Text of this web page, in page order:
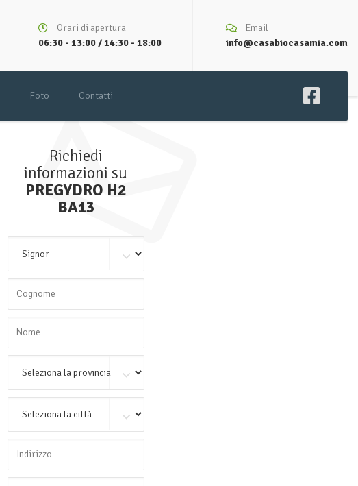
Orari di apertura
06:30 - 13:00 / 14:30 - 18:00
Email
info@casabiocasamia.com
Foto Contatti
Richiedi
informazioni su
PREGYDRO H2
BA13